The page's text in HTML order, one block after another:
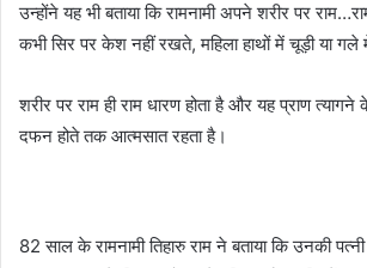
उन्होंने यह भी बताया कि रामनामी अपने शरीर पर
कभी सिर पर केश नहीं रखते, महिला हाथों में चूड़ी या गले
शरीर पर राम ही राम धारण होता है और यह प्राण त्यागने
दफन होते तक आत्मसात रहता है।
82 साल के रामनामी तिहारु राम ने बताया कि उनकी